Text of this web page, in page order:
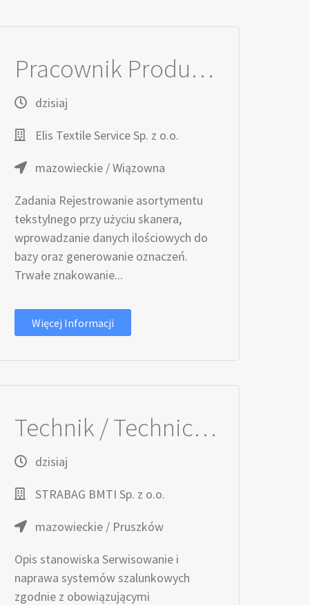
Pracownik Produkcyjny / Pracownica Produkcyjna
dzisiaj
Elis Textile Service Sp. z o.o.
mazowieckie / Wiązowna
Zadania Rejestrowanie asortymentu
tekstylnego przy użyciu skanera,
wprowadzanie danych ilościowych do
bazy oraz generowanie oznaczeń.
Trwałe znakowanie...
Więcej Informacji
Technik / Techniczka ds. Serwisu Szalunków
dzisiaj
STRABAG BMTI Sp. z o.o.
mazowieckie / Pruszków
Opis stanowiska Serwisowanie i
naprawa systemów szalunkowych
zgodnie z obowiązującymi